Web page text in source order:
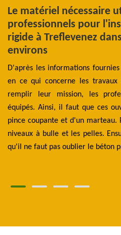
Le matériel nécessaire
professionnels pour
rigide à Treflevenez
environs
D'après les informations
en ce qui concerne les travaux
remplir leur mission, les
équipés. Ainsi, il faut que ces
pince coupante et d'un marteau.
niveaux à bulle et les pelles.
qu'il ne faut pas oublier le béton